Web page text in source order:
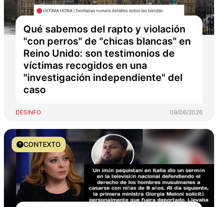
Qué sabemos del rapto y violación
"con perros" de "chicas blancas" en
Reino Unido: son testimonios de
víctimas recogidos en una
"investigación independiente" del
caso
DESINFO 09/06/2026
CONTEXTO